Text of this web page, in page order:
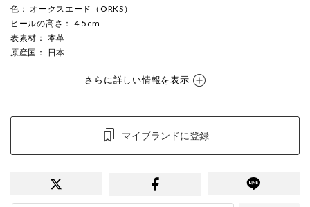
色 ： オークスエード（ORKS）
ヒールの高さ ： 4.5cm
表素材 ： 本革
原産国 ： 日本
さらに詳しい情報を表示
マイブランドに登録